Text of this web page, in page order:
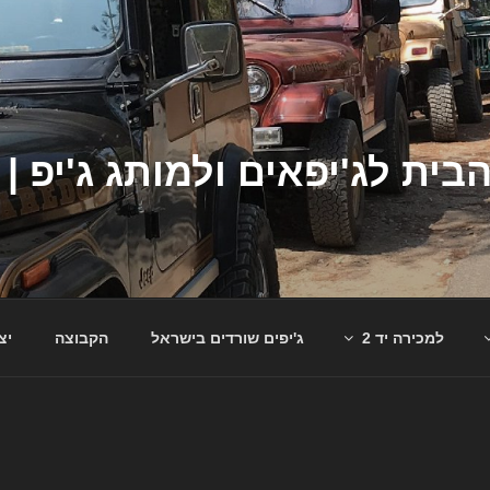
למכירה יד 2 ג'יפים שורדים בישראל הקבוצה